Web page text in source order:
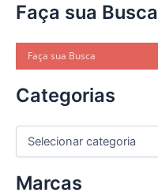
Faça sua Busca
Categorias
C
e
Marcas